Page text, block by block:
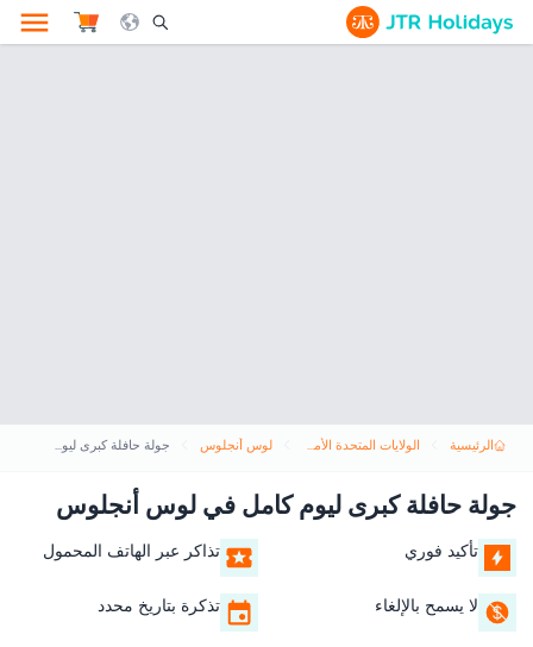
Search Opener Icon
الرئيسية الولايات المتحدة الأمريكية لوس أنجلوس جولة حافلة كبرى ليوم كامل في لوس أنجلوس
جولة حافلة كبرى ليوم كامل في لوس أنجلوس
تأكيد فوري تذاكر عبر الهاتف المحمول
لا يسمح بالإلغاء تذكرة بتاريخ محدد